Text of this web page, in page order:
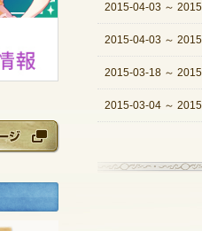
2015-04-03 ～
2015-04-03 ～
2015-03-18 ～
2015-03-04 ～